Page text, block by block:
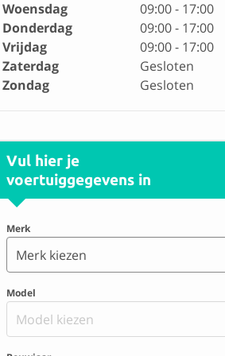
Woensdag
09:00 - 17:00
Donderdag
09:00 - 17:00
Vrijdag
09:00 - 17:00
Zaterdag
Gesloten
Zondag
Gesloten
Vul hier je
voertuiggegevens in
Merk
Merk kiezen
Model
Model kiezen